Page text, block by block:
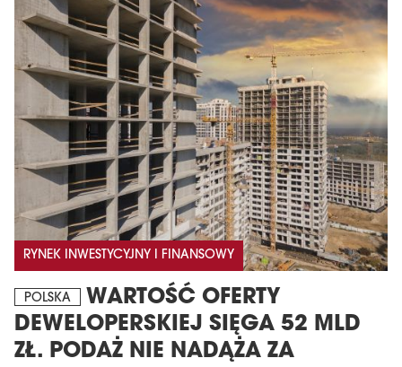
RYNEK INWESTYCYJNY I FINANSOWY
POLSKA
WARTOŚĆ OFERTY
DEWELOPERSKIEJ SIĘGA 52 MLD
ZŁ. PODAŻ NIE NADĄŻA ZA
MAGAZYN
Wydanie 6 (308)
Więcej w tym wydaniu
arrow_forward
Zamów teraz!